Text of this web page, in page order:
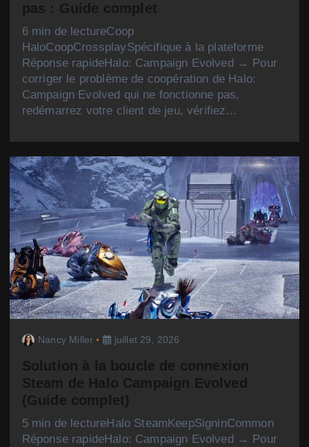
pas : Guide complet
6 min de lectureCoop
HaloCoopCrossplaySpécifique à la plateforme
Réponse rapideHalo: Campaign Evolved → Pour
corriger le problème de coopération de Halo:
Campaign Evolved qui ne fonctionne pas,
redémarrez votre client de jeu, vérifiez…
Nancy Miller juillet 29, 2026
Solution à la boucle de connexion
Steam de Halo Campaign Evolved
(Guide complet)
5 min de lectureHalo SteamKeepSigninCommon
Réponse rapideHalo: Campaign Evolved → Pour